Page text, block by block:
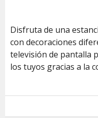
Disfruta de una
con decoraciones
televisión de pantalla
los tuyos gracias a la